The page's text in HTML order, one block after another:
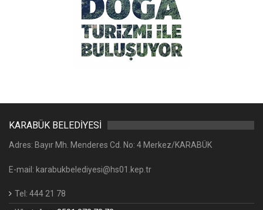
KARABÜK BELEDİYESİ
Adres: Bayır Mh. Menderes Cd. No: 4 Merkez/KARABÜK
E-mail: karabukbelediyesi@hs01.kep.tr
Tel: 444 21 78